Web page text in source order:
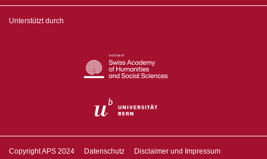
Unterstützt durch
Copyright APS 2024 Datenschutz Disclaimer und Impressum